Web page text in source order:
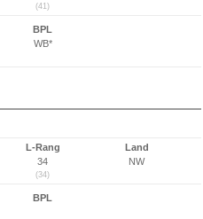
(41)
BPL
WB*
L-Rang
34
(34)
Land
NW
BPL